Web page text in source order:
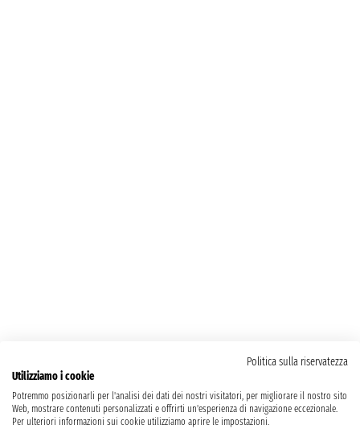
Politica sulla riservatezza
Utilizziamo i cookie
Potremmo posizionarli per l'analisi dei dati dei nostri visitatori, per migliorare il nostro sito
Web, mostrare contenuti personalizzati e offrirti un'esperienza di navigazione eccezionale.
Per ulteriori informazioni sui cookie utilizziamo aprire le impostazioni.